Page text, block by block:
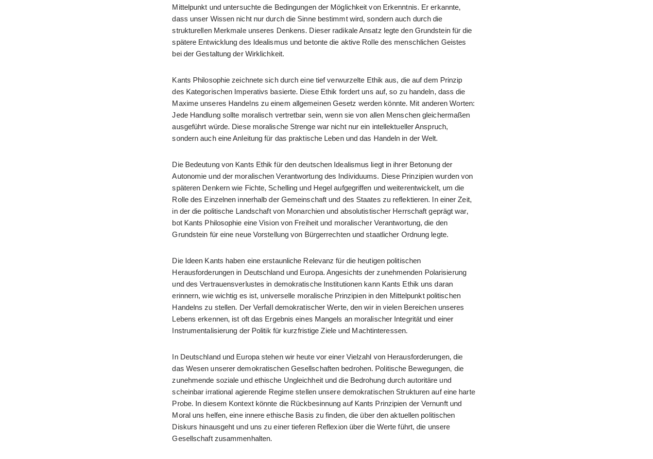
Mittelpunkt und untersuchte die Bedingungen der Möglichkeit von Erkenntnis. Er erkannte,
dass unser Wissen nicht nur durch die Sinne bestimmt wird, sondern auch durch die
strukturellen Merkmale unseres Denkens. Dieser radikale Ansatz legte den Grundstein für die
spätere Entwicklung des Idealismus und betonte die aktive Rolle des menschlichen Geistes
bei der Gestaltung der Wirklichkeit.
Kants Philosophie zeichnete sich durch eine tief verwurzelte Ethik aus, die auf dem Prinzip
des Kategorischen Imperativs basierte. Diese Ethik fordert uns auf, so zu handeln, dass die
Maxime unseres Handelns zu einem allgemeinen Gesetz werden könnte. Mit anderen Worten:
Jede Handlung sollte moralisch vertretbar sein, wenn sie von allen Menschen gleichermaßen
ausgeführt würde. Diese moralische Strenge war nicht nur ein intellektueller Anspruch,
sondern auch eine Anleitung für das praktische Leben und das Handeln in der Welt.
Die Bedeutung von Kants Ethik für den deutschen Idealismus liegt in ihrer Betonung der
Autonomie und der moralischen Verantwortung des Individuums. Diese Prinzipien wurden von
späteren Denkern wie Fichte, Schelling und Hegel aufgegriffen und weiterentwickelt, um die
Rolle des Einzelnen innerhalb der Gemeinschaft und des Staates zu reflektieren. In einer Zeit,
in der die politische Landschaft von Monarchien und absolutistischer Herrschaft geprägt war,
bot Kants Philosophie eine Vision von Freiheit und moralischer Verantwortung, die den
Grundstein für eine neue Vorstellung von Bürgerrechten und staatlicher Ordnung legte.
Die Ideen Kants haben eine erstaunliche Relevanz für die heutigen politischen
Herausforderungen in Deutschland und Europa. Angesichts der zunehmenden Polarisierung
und des Vertrauensverlustes in demokratische Institutionen kann Kants Ethik uns daran
erinnern, wie wichtig es ist, universelle moralische Prinzipien in den Mittelpunkt politischen
Handelns zu stellen. Der Verfall demokratischer Werte, den wir in vielen Bereichen unseres
Lebens erkennen, ist oft das Ergebnis eines Mangels an moralischer Integrität und einer
Instrumentalisierung der Politik für kurzfristige Ziele und Machtinteressen.
In Deutschland und Europa stehen wir heute vor einer Vielzahl von Herausforderungen, die
das Wesen unserer demokratischen Gesellschaften bedrohen. Politische Bewegungen, die
zunehmende soziale und ethische Ungleichheit und die Bedrohung durch autoritäre und
scheinbar irrational agierende Regime stellen unsere demokratischen Strukturen auf eine harte
Probe. In diesem Kontext könnte die Rückbesinnung auf Kants Prinzipien der Vernunft und
Moral uns helfen, eine innere ethische Basis zu finden, die über den aktuellen politischen
Diskurs hinausgeht und uns zu einer tieferen Reflexion über die Werte führt, die unsere
Gesellschaft zusammenhalten.